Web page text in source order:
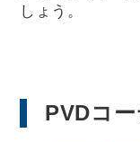
しょう。
PVDコ